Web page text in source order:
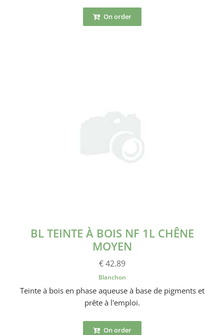
On order
BL TEINTE À BOIS NF 1L CHÊNE
MOYEN
€ 42.89
Blanchon
Teinte à bois en phase aqueuse à base de pigments et
prête à l'emploi.
On order